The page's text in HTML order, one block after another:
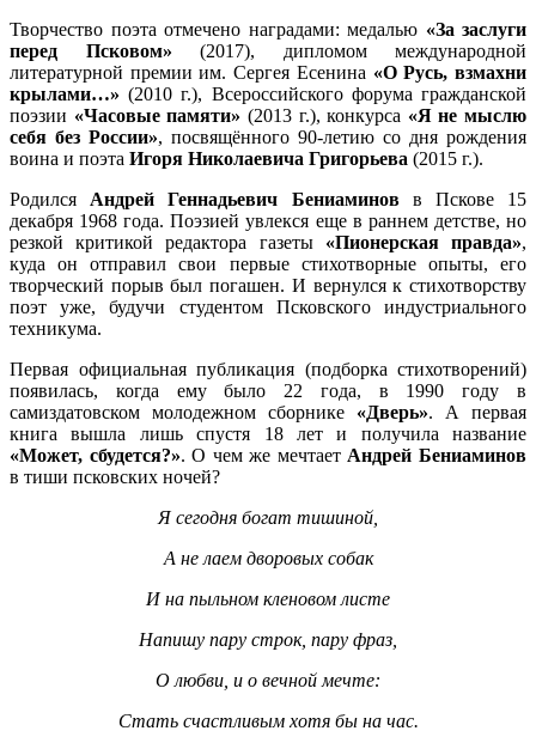
Творчество поэта отмечено наградами: медалью «За заслуги
перед Псковом» (2017), дипломом международной
литературной премии им. Сергея Есенина «О Русь, взмахни
крылами…» (2010 г.), Всероссийского форума гражданской
поэзии «Часовые памяти» (2013 г.), конкурса «Я не мыслю
себя без России», посвящённого 90-летию со дня рождения
воина и поэта Игоря Николаевича Григорьева (2015 г.).
Родился Андрей Геннадьевич Бениаминовв Пскове 15
декабря 1968 года. Поэзией увлекся еще в раннем детстве, но
резкой критикой редактора газеты«Пионерская правда»,
куда он отправил свои первые стихотворные опыты, его
творческий порыв был погашен. И вернулся к стихотворству
поэт уже, будучи студентом Псковского индустриального
техникума.
Первая официальная публикация (подборка стихотворений)
появилась, когда ему было 22 года, в 1990 году в
самиздатовском молодежном сборнике «Дверь». А первая
книга вышла лишь спустя 18 лет и получила название
«Может, сбудется?». О чем же мечтает Андрей Бениаминов
в тиши псковских ночей?
Я сегодня богат тишиной,
А не лаем дворовых собак
И на пыльном кленовом листе
Напишу пару строк, пару фраз,
О любви, и о вечной мечте:
Стать счастливым хотя бы на час.